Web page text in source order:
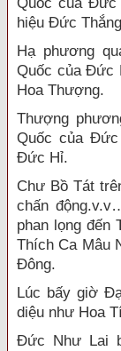
hiệu Đức
Hạ phương
Quốc của Đức
Hoa Thượng.
Thượng
Quốc của
Đức Hỉ.
Chư Bồ Tát
chấn
phan lọng đến
Thích Ca Mâu
Đông.
Lúc bấy giờ
diệu như Hoa
Đức Như Lai